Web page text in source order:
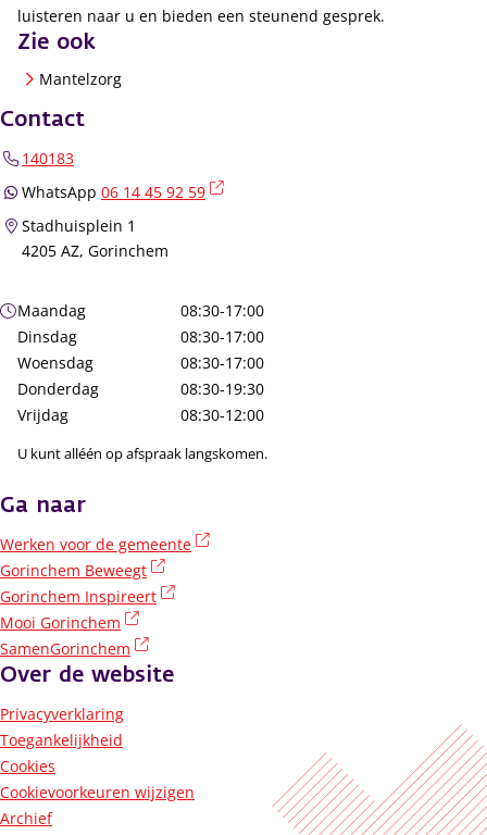
luisteren naar u en bieden een steunend gesprek.
Zie ook
Mantelzorg
Contact
140183
WhatsApp 06 14 45 92 59
Stadhuisplein 1
4205 AZ, Gorinchem
Openingstijden
Maandag
08:30-17:00
Dinsdag
08:30-17:00
Woensdag
08:30-17:00
Donderdag
08:30-19:30
Vrijdag
08:30-12:00
U kunt alléén op afspraak langskomen.
Ga naar
Werken voor de gemeente
Gorinchem Beweegt
Gorinchem Inspireert
Mooi Gorinchem
SamenGorinchem
Over de website
Privacyverklaring
Toegankelijkheid
Cookies
Cookievoorkeuren wijzigen
Archief